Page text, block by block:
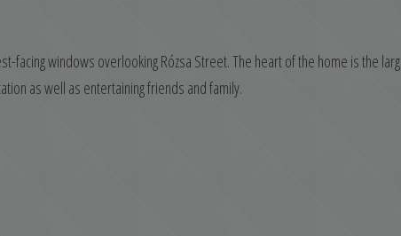
facing windows overlooking Rózsa Street. The heart of the home is the
as well as entertaining friends and family.